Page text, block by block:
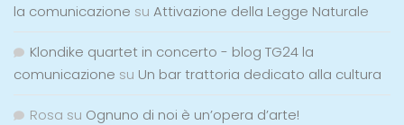
la comunicazione su Attivazione della Legge Naturale
Klondike quartet in concerto - blog TG24 la
comunicazione su Un bar trattoria dedicato alla cultura
Rosa su Ognuno di noi è un’opera d’arte!